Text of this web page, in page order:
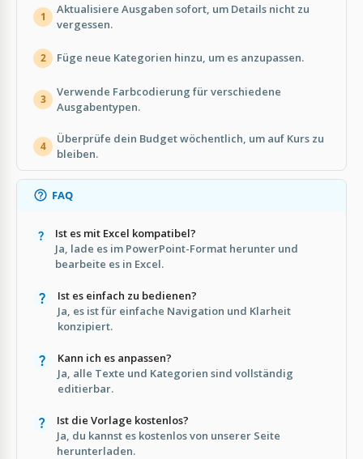
1
Aktualisiere Ausgaben sofort, um Details nicht zu
vergessen.
2 Füge neue Kategorien hinzu, um es anzupassen.
3
Verwende Farbcodierung für verschiedene
Ausgabentypen.
4
Überprüfe dein Budget wöchentlich, um auf Kurs zu
bleiben.
FAQ
Ist es mit Excel kompatibel?
Ja, lade es im PowerPoint-Format herunter und
bearbeite es in Excel.
Ist es einfach zu bedienen?
Ja, es ist für einfache Navigation und Klarheit
konzipiert.
Kann ich es anpassen?
Ja, alle Texte und Kategorien sind vollständig
editierbar.
Ist die Vorlage kostenlos?
Ja, du kannst es kostenlos von unserer Seite
herunterladen.